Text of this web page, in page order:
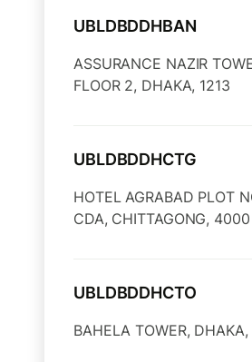
UBLDBDDHBAN
ASSURANCE NAZIR
FLOOR 2, DHAKA, 1213
UBLDBDDHCTG
HOTEL AGRABAD PLOT
CDA, CHITTAGONG, 4000
UBLDBDDHCTO
BAHELA TOWER, DHAKA,